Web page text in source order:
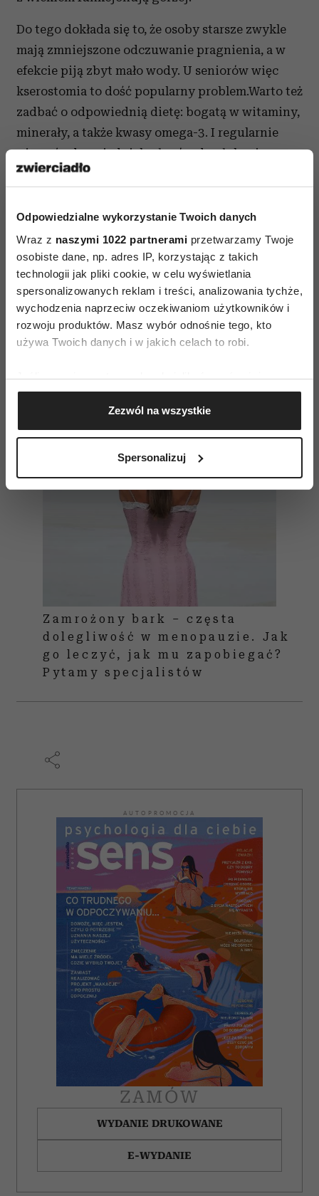
Odpowiedzialne wykorzystanie Twoich danych
Wraz z naszymi 1022 partnerami przetwarzamy Twoje
osobiste dane, np. adres IP, korzystając z takich
technologii jak pliki cookie, w celu wyświetlania
spersonalizowanych reklam i treści, analizowania tychże,
wychodzenia naprzeciw oczekiwaniom użytkowników i
rozwoju produktów. Masz wybór odnośnie tego, kto
używa Twoich danych i w jakich celach to robi.
Jeśli wyrazisz na to zgodę, chcielibyśmy również:
Gromadzić dane dotyczące Twojej lokalizacji
geograficznej z dokładnością nawet do kilku metrów
Identyfikować Twoje urządzenie, aktywnie
(fingerprinting, czyli wirtualny odcisk palca)
dane są przetwarzane oraz ustaw własne preferencje w
. W Deklaracji plików cookie możesz
zmienić lub wycofać swoją zgodę w dowolnej chwili.
Wykorzystujemy pliki cookie do spersonalizowania treści
analizować ruch w naszej witrynie. Informacje o tym, jak
korzystasz z naszej witryny, udostępniamy partnerom
społecznościowym, reklamowym i analitycznym.
Partnerzy mogą połączyć te informacje z innymi danymi
otrzymanymi od Ciebie lub uzyskanymi podczas
Zezwól na wszystkie
Spersonalizuj
Do tego dokłada się to, że osoby starsze zwykle
mają zmniejszone odczuwanie pragnienia, a w
efekcie piją zbyt mało wody. U seniorów więc
kserostomia to dość popularny problem.Warto też
zadbać o odpowiednią dietę: bogatą w witaminy,
minerały, a także kwasy omega-3. I regularnie
używać odpowiednich płynów do płukania oraz
nawilżających past do zębów.
naprawczego” problem się utrzymuje, warto
zrobić głębszą diagnostykę. Lekarz oceni stan
błony śluzowej jamy ustnej i gardła, da
skierowanie na badania laboratoryjne
i ewentualnie USG ślinianek.
Czytaj także
Zamrożony bark – częsta
dolegliwość w menopauzie. Jak
go leczyć, jak mu zapobiegać?
Pytamy specjalistów
AUTOPROMOCJA
ZAMÓW
WYDANIE DRUKOWANE
E-WYDANIE